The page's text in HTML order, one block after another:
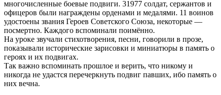
многочисленные боевые подвиги. 31977 солдат, сержантов и
офицеров были награждены орденами и медалями. 11 воинов
удостоены звания Героев Советского Союза, некоторые —
посмертно. Каждого вспоминали поимённо.
На уроке звучали стихотворения, песни, говорили в прозе,
показывали исторические зарисовки и миниатюры в память о
героях и их подвигах.
Так важно вспоминать прошлое и верить, что никому и
никогда не удастся перечеркнуть подвиг павших, ибо память о
них вечна.